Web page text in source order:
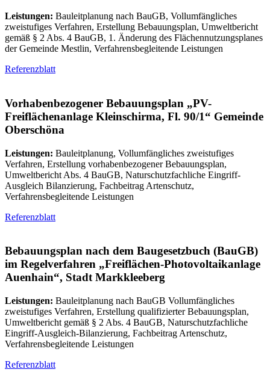
Leistungen: Bauleitplanung nach BauGB, Vollumfängliches
zweistufiges Verfahren, Erstellung Bebauungsplan, Umweltbericht
gemäß § 2 Abs. 4 BauGB, 1. Änderung des Flächennutzungsplanes
der Gemeinde Mestlin, Verfahrensbegleitende Leistungen
Referenzblatt
Vorhabenbezogener Bebauungsplan „PV-
Freiflächenanlage Kleinschirma, Fl. 90/1“ Gemeinde
Oberschöna
Leistungen: Bauleitplanung, Vollumfängliches zweistufiges
Verfahren, Erstellung vorhabenbezogener Bebauungsplan,
Umweltbericht Abs. 4 BauGB, Naturschutzfachliche Eingriff-
Ausgleich Bilanzierung, Fachbeitrag Artenschutz,
Verfahrensbegleitende Leistungen
Referenzblatt
Bebauungsplan nach dem Baugesetzbuch (BauGB)
im Regelverfahren „Freiflächen-Photovoltaikanlage
Auenhain“, Stadt Markkleeberg
Leistungen: Bauleitplanung nach BauGB Vollumfängliches
zweistufiges Verfahren, Erstellung qualifizierter Bebauungsplan,
Umweltbericht gemäß § 2 Abs. 4 BauGB, Naturschutzfachliche
Eingriff-Ausgleich-Bilanzierung, Fachbeitrag Artenschutz,
Verfahrensbegleitende Leistungen
Referenzblatt